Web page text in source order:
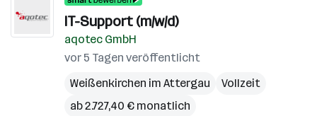
IT-Support (m/w/d)
aqotec GmbH
vor 5 Tagen veröffentlicht
Weißenkirchen im Attergau
Vollzeit
ab 2.727,40 € monatlich